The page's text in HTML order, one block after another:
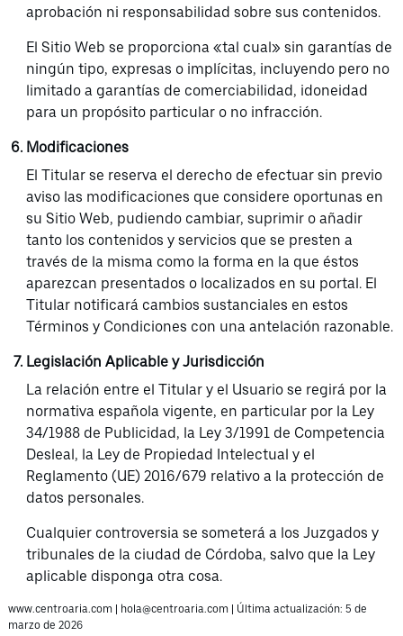
aprobación ni responsabilidad sobre sus contenidos.
El Sitio Web se proporciona «tal cual» sin garantías de
ningún tipo, expresas o implícitas, incluyendo pero no
limitado a garantías de comerciabilidad, idoneidad
para un propósito particular o no infracción.
Modificaciones
El Titular se reserva el derecho de efectuar sin previo
aviso las modificaciones que considere oportunas en
su Sitio Web, pudiendo cambiar, suprimir o añadir
tanto los contenidos y servicios que se presten a
través de la misma como la forma en la que éstos
aparezcan presentados o localizados en su portal. El
Titular notificará cambios sustanciales en estos
Términos y Condiciones con una antelación razonable.
Legislación Aplicable y Jurisdicción
La relación entre el Titular y el Usuario se regirá por la
normativa española vigente, en particular por la Ley
34/1988 de Publicidad, la Ley 3/1991 de Competencia
Desleal, la Ley de Propiedad Intelectual y el
Reglamento (UE) 2016/679 relativo a la protección de
datos personales.
Cualquier controversia se someterá a los Juzgados y
tribunales de la ciudad de Córdoba, salvo que la Ley
aplicable disponga otra cosa.
www.centroaria.com | hola@centroaria.com | Última actualización: 5 de
marzo de 2026